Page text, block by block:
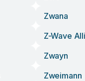
Zwana
Z-Wave
Zwayn
Zweimann